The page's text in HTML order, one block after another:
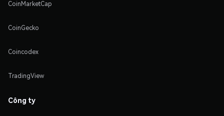
CoinMarketCap
CoinGecko
Coincodex
TradingView
Công ty